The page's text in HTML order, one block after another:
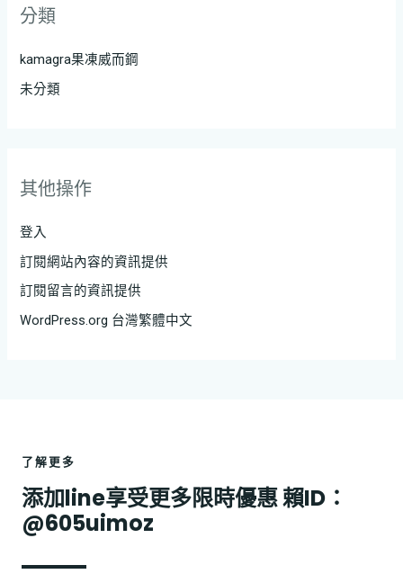
分類
kamagra果凍威而鋼
未分類
其他操作
登入
訂閱網站內容的資訊提供
訂閱留言的資訊提供
WordPress.org 台灣繁體中文
了解更多
添加line享受更多限時優惠 賴ID：
@605uimoz